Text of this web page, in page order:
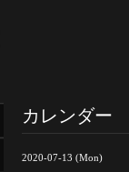
カレンダー
2020-07-13 (Mon)